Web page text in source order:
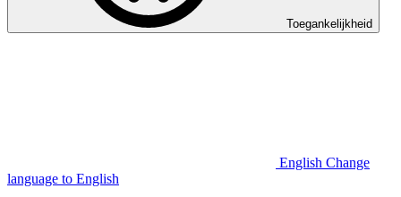
Toegankelijkheid
English Change
language to English